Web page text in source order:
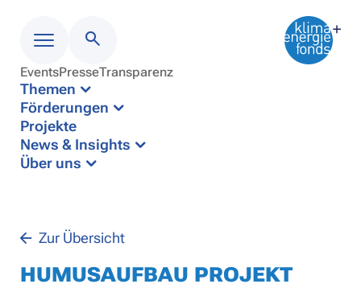
Menü
EventsPresseTransparenz
Themen
Förderungen
Projekte
News & Insights
Über uns
Zur Übersicht
HUMUSAUFBAU PROJEKT